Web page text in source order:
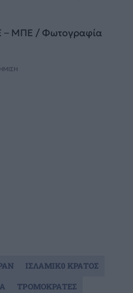
– ΜΠΕ / Φωτογραφία
ΙΣΛΑΜΙΚ0 ΚΡΑΤΟΣ
ΤΡΟΜΟΚΡΑΤΕΣ